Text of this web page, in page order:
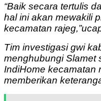
“Baik secara tertulis
hal ini akan mewakili
kecamatan
Tim investigasi gwi
menghubungi Slamet
IndiHome kecamatan
memberikan